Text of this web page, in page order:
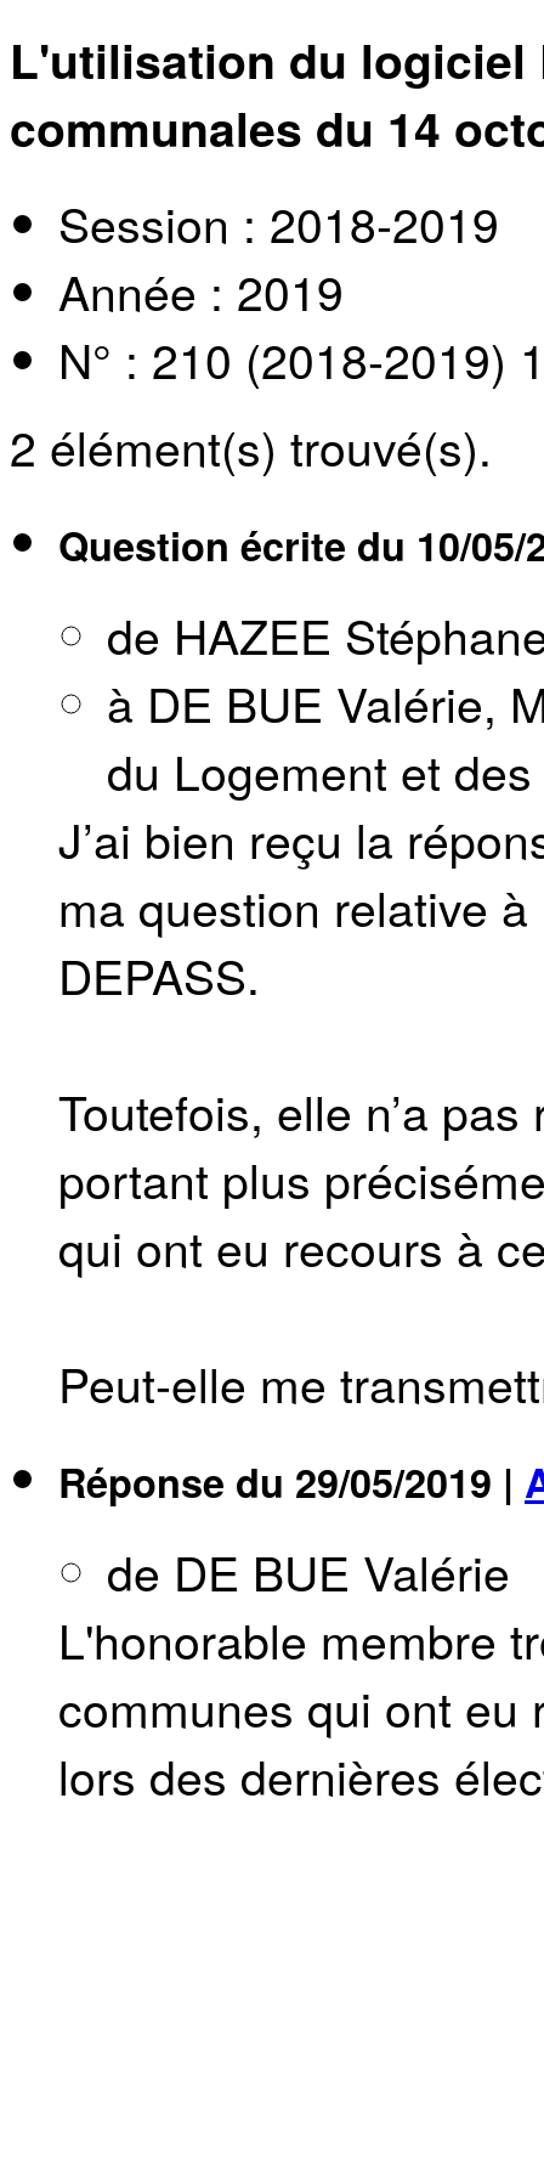
L'utilisation du logiciel
communales du 14
Session : 2018-2019
Année : 2019
N° : 210 (2018-2019)
2 élément(s) trouvé(s).
Question écrite du 10/05/
de HAZEE
à DE BUE Valérie,
du Logement et
J’ai bien reçu la
ma question relative
DEPASS.
Toutefois, elle n’a
portant plus
qui ont eu recours à
Peut-elle me
Réponse du 29/05/2019 |
de DE BUE Valérie
L'honorable membre
communes qui ont eu
lors des dernières